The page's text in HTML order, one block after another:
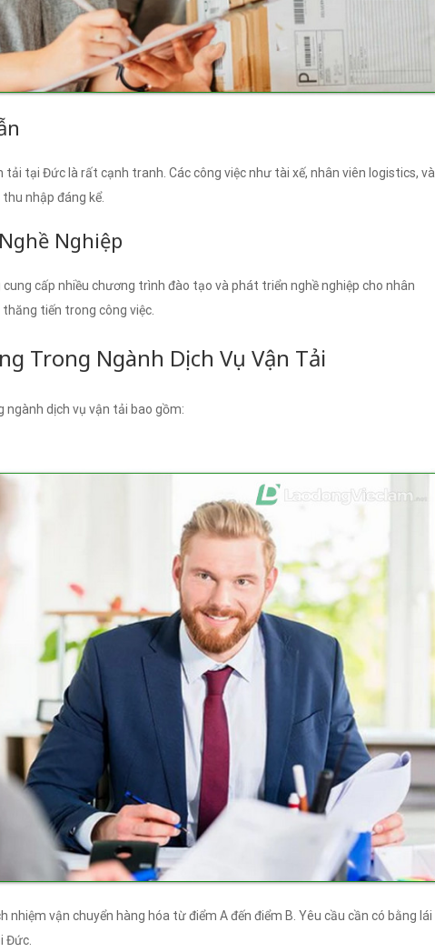
tại Đức là rất cạnh tranh. Các công việc như tài xế, nhân viên logistics, và
nhập đáng kể.
Nghiệp
cấp nhiều chương trình đào tạo và phát triển nghề nghiệp cho nhân
tiến trong công việc.
Trong Ngành Dịch Vụ Vận Tải
ngành dịch vụ vận tải bao gồm:
nhiệm vận chuyển hàng hóa từ điểm A đến điểm B. Yêu cầu cần có bằng lái
Đức.